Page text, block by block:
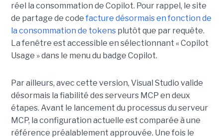
réel la consommation de Copilot. Pour rappel, le site
de partage de code facture désormais en fonction de
la consommation de tokens plutôt que par requête.
La fenêtre est accessible en sélectionnant « Copilot
Usage » dans le menu du badge Copilot.
Par ailleurs, avec cette version, Visual Studio valide
désormais la fiabilité des serveurs MCP en deux
étapes. Avant le lancement du processus du serveur
MCP, la configuration actuelle est comparée à une
référence préalablement approuvée. Une fois le